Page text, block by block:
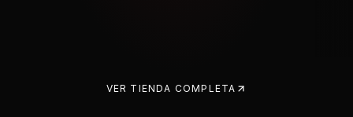
VER TIENDA COMPLETA